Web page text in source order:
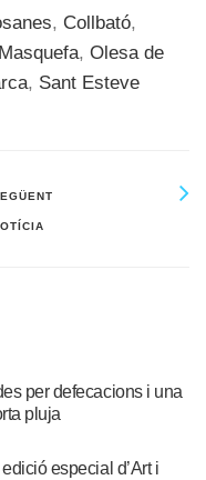
, Collbató,
Masquefa, Olesa de
, Sant Esteve
per defecacions i una
pluja
especial d’Art i